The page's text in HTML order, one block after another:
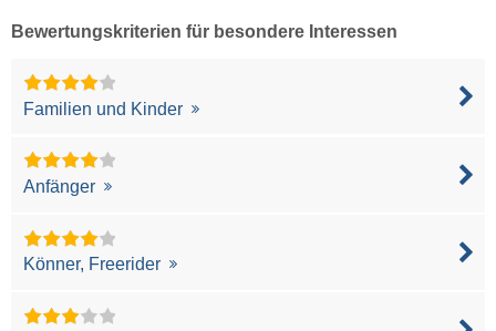
Bewertungskriterien für besondere Interessen
Familien und Kinder
Anfänger
Könner, Freerider